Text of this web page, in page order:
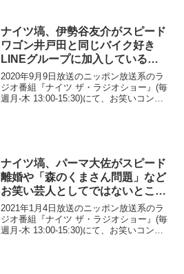
ナイツ塙、伊勢谷友介がスピード
ワゴン井戸田と同じバイク好き
LINEグループに加入しているこ
とで「また井戸田さんの呪いじゃ
ん」と発言
2020年9月9日放送のニッポン放送系のラ
ジオ番組『ナイツ ザ・ラジオショー』(毎
週月-木 13:00-15:30)にて、お笑いコン
ナイツ塙、パーマ大佐がスピード
離婚や「森のくまさん問題」など
お笑い芸人としてではないところ
ばかり話題になることに同情「凄
い実力派の歌ネタやる子なのに
(笑)」
2021年1月4日放送のニッポン放送系のラ
ジオ番組『ナイツ ザ・ラジオショー』(毎
週月-木 13:00-15:30)にて、お笑いコン